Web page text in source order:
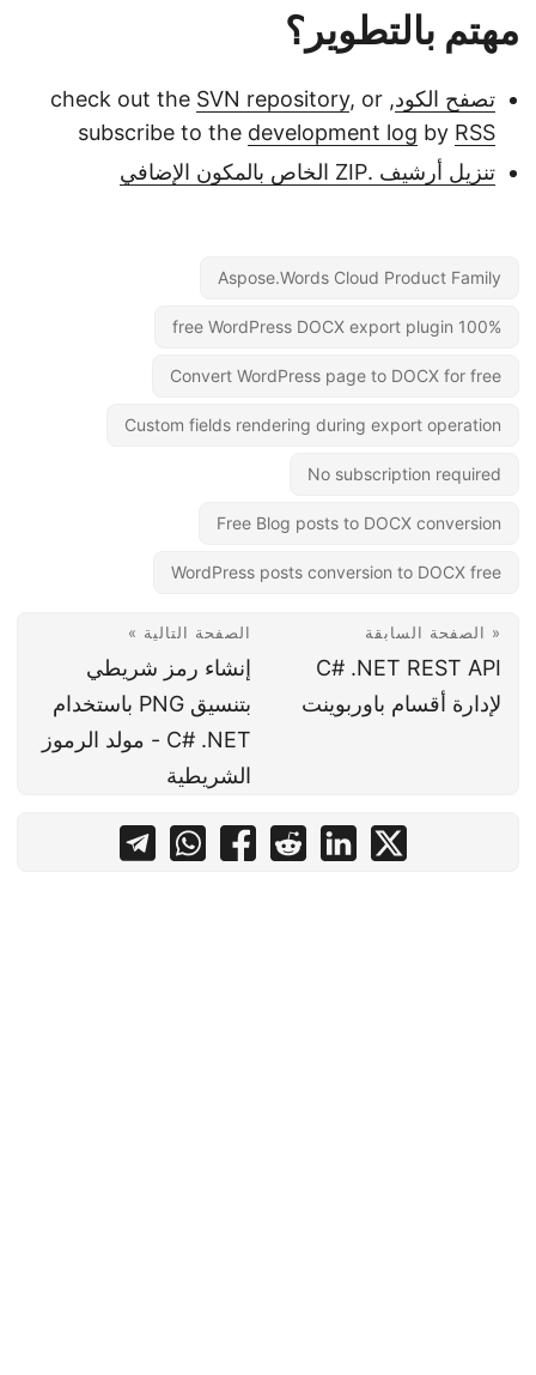
مهتم بالتطوير؟
تصفح الكود, check out the
SVN repository , or
subscribe to thedevelopment logbyRSS
تنزيل أرشيف .ZIP الخاص بالمكون الإضافي
Aspose.Words Cloud Product Family
100% free WordPress DOCX export plugin
Convert WordPress page to DOCX for free
Custom fields rendering during export operation
No subscription required
Free Blog posts to DOCX conversion
WordPress posts conversion to DOCX free
« الصفحة السابقة
C# .NET REST API
لإدارة أقسام باوربوينت
الصفحة التالية »
إنشاء رمز شريطي
بتنسيق PNG باستخدام
C# .NET - مولد الرموز
الشريطية